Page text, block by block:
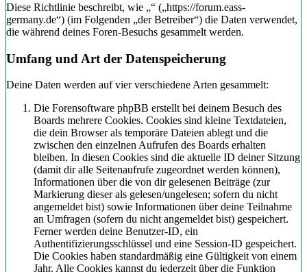
Diese Richtlinie beschreibt, wie „“ („https://forum.eass-
germany.de“) (im Folgenden „der Betreiber“) die Daten verwendet,
die während deines Foren-Besuchs gesammelt werden.
Umfang und Art der Datenspeicherung
Deine Daten werden auf vier verschiedene Arten gesammelt:
Die Forensoftware phpBB erstellt bei deinem Besuch des
Boards mehrere Cookies. Cookies sind kleine Textdateien,
die dein Browser als temporäre Dateien ablegt und die
zwischen den einzelnen Aufrufen des Boards erhalten
bleiben. In diesen Cookies sind die aktuelle ID deiner Sitzung
(damit dir alle Seitenaufrufe zugeordnet werden können),
Informationen über die von dir gelesenen Beiträge (zur
Markierung dieser als gelesen/ungelesen; sofern du nicht
angemeldet bist) sowie Informationen über deine Teilnahme
an Umfragen (sofern du nicht angemeldet bist) gespeichert.
Ferner werden deine Benutzer-ID, ein
Authentifizierungsschlüssel und eine Session-ID gespeichert.
Die Cookies haben standardmäßig eine Gültigkeit von einem
Jahr. Alle Cookies kannst du jederzeit über die Funktion